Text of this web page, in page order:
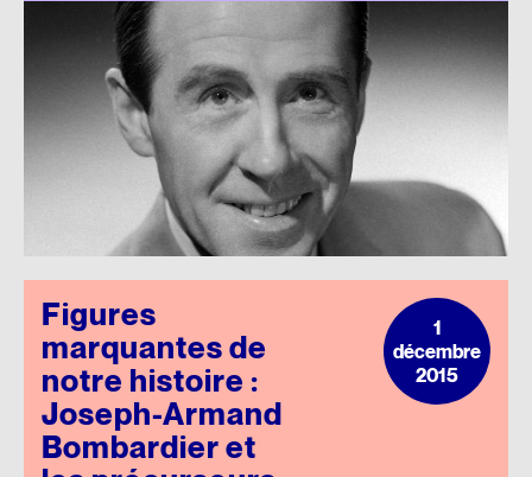
Figures
marquantes de
notre histoire :
Joseph-Armand
Bombardier et
1
décembre
2015